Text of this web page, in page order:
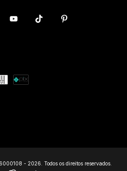
- 2026. Todos os direitos reservados.